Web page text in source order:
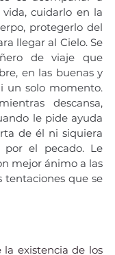
cuidarlo en la
protegerlo del
llegar al Cielo. Se
de viaje que
en las buenas y
un solo momento.
descansa,
le pide ayuda
de él ni siquiera
el pecado. Le
mejor ánimo a las
tentaciones que se
la existencia de los